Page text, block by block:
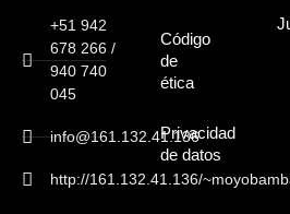
+51 942
678 266 /
940 740
045
info@161.132.41.136
http://161.132.41.136/
Código
de
ética
Privacidad
de datos